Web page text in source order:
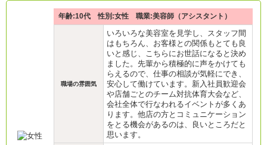
年齢:10代 性別:女性 職業:美容師（アシスタント）
職場の雰囲気
いろいろな美容室を見学し、スタッフ間
はもちろん、お客様との関係もとても良
いと感じ、こちらにお世話になると決め
ました。先輩から積極的に声をかけても
らえるので、仕事の相談が気軽にでき、
安心して働けています。新入社員歓迎会
や店舗ごとのチーム対抗体育大会など、
会社全体で行なわれるイベントが多くあ
ります。他店の方とコミュニケーション
をとる機会があるのは、良いところだと
思います。